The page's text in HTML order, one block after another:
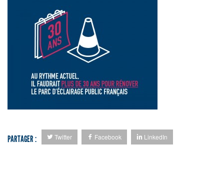
PARTAGER : Twitter Facebook LinkedIn